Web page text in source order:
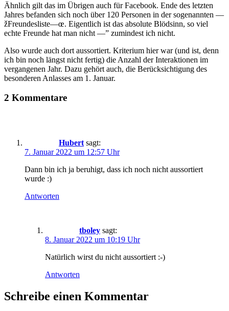
Ähnlich gilt das im Übrigen auch für Facebook. Ende des letzten
Jahres befanden sich noch über 120 Personen in der sogenannten —
žFreundesliste—œ. Eigentlich ist das absolute Blödsinn, so viel
echte Freunde hat man nicht —” zumindest ich nicht.
Also wurde auch dort aussortiert. Kriterium hier war (und ist, denn
ich bin noch längst nicht fertig) die Anzahl der Interaktionen im
vergangenen Jahr. Dazu gehört auch, die Berücksichtigung des
besonderen Anlasses am 1. Januar.
2 Kommentare
Hubert sagt:
7. Januar 2022 um 12:57 Uhr
Dann bin ich ja beruhigt, dass ich noch nicht aussortiert
wurde :)
Antworten
tboley sagt:
8. Januar 2022 um 10:19 Uhr
Natürlich wirst du nicht aussortiert :-)
Antworten
Schreibe einen Kommentar